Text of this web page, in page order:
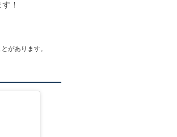
！
があります。